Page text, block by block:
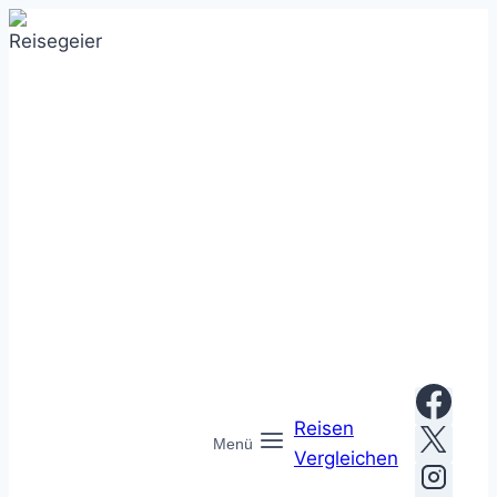
Zum
Inhalt
Menü
Reisen
Vergleichen